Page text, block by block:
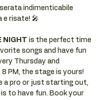
indimenticabile
e risate! 🎤
NIGHT is the perfect time
songs and have fun
Thursday and
PM, the stage is yours!
a pro or just starting out,
to have fun. Book your